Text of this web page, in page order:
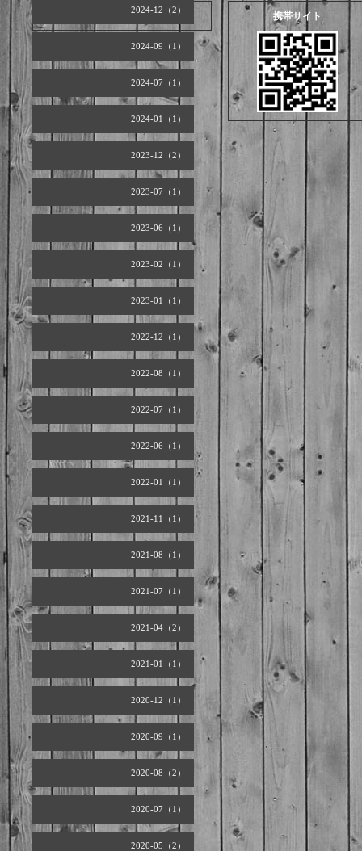
2024-12（2）
2024-09（1）
2024-07（1）
2024-01（1）
2023-12（2）
2023-07（1）
2023-06（1）
2023-02（1）
2023-01（1）
2022-12（1）
2022-08（1）
2022-07（1）
2022-06（1）
2022-01（1）
2021-11（1）
2021-08（1）
2021-07（1）
2021-04（2）
2021-01（1）
2020-12（1）
2020-09（1）
2020-08（2）
2020-07（1）
2020-05（2）
2026.08.09 Sunday 携帯サイト